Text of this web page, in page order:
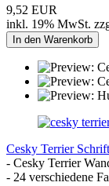
9,52 EUR
inkl. 19% MwSt.
In den Warenkorb
Cesky Terrier
- Cesky Terrier
- 24 verschiedene